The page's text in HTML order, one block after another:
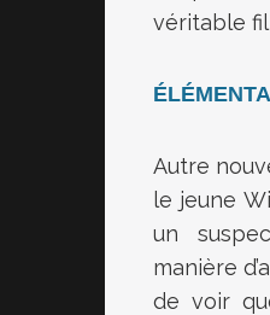
véritable
Autre
le jeune
un
manière
de voir